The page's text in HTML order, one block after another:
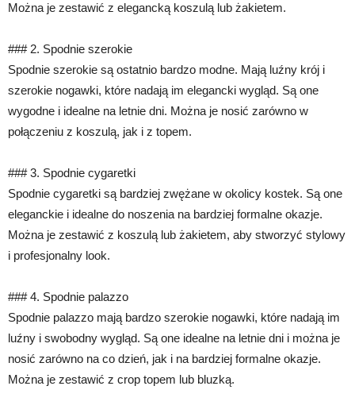
Można je zestawić z elegancką koszulą lub żakietem.
### 2. Spodnie szerokie
Spodnie szerokie są ostatnio bardzo modne. Mają luźny krój i
szerokie nogawki, które nadają im elegancki wygląd. Są one
wygodne i idealne na letnie dni. Można je nosić zarówno w
połączeniu z koszulą, jak i z topem.
### 3. Spodnie cygaretki
Spodnie cygaretki są bardziej zwężane w okolicy kostek. Są one
eleganckie i idealne do noszenia na bardziej formalne okazje.
Można je zestawić z koszulą lub żakietem, aby stworzyć stylowy
i profesjonalny look.
### 4. Spodnie palazzo
Spodnie palazzo mają bardzo szerokie nogawki, które nadają im
luźny i swobodny wygląd. Są one idealne na letnie dni i można je
nosić zarówno na co dzień, jak i na bardziej formalne okazje.
Można je zestawić z crop topem lub bluzką.